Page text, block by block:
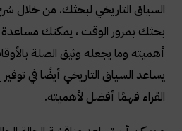
السياق التاريخي لبحثك. من خلال
بحثك بمرور الوقت ، يمكنك
أهميته وما يجعله وثيق الصلة
يساعد السياق التاريخي أيضًا في
القراء فهمًا أفضل لأهميته.